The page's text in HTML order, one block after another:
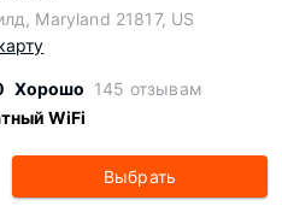
Maryland 21817, US
Хорошо 145 отзывам
WiFi
Выбрать